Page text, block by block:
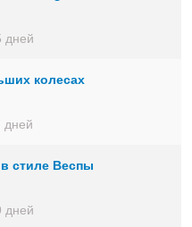
дней
колесах
дней
стиле Веспы
дней